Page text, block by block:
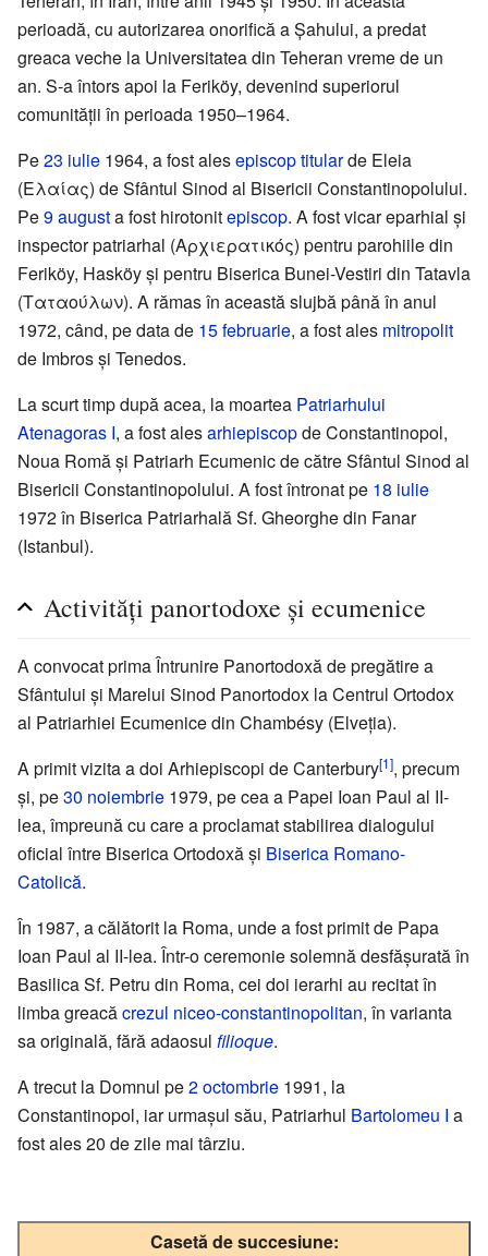
perioadă, cu autorizarea onorifică a Șahului, a predat
greaca veche la Universitatea din Teheran vreme de un
an. S-a întors apoi la Feriköy, devenind superiorul
comunității în perioada 1950–1964.
Pe23 iulie 1964, a fost alesepiscop titularde Eleia
(Ελαίας) de Sfântul Sinod al Bisericii Constantinopolului.
Pe9 augusta fost hirotonitepiscop. A fost vicar eparhial și
inspector patriarhal (Αρχιερατικός) pentru parohiile din
Feriköy, Hasköy și pentru Biserica Bunei-Vestiri din Tatavla
(Ταταούλων). A rămas în această slujbă până în anul
1972, când, pe data de 15 februarie, a fost ales mitropolit
de Imbros și Tenedos.
La scurt timp după acea, la moartea Patriarhului
Atenagoras I, a fost alesarhiepiscopde Constantinopol,
Noua Romă și Patriarh Ecumenic de către Sfântul Sinod al
Bisericii Constantinopolului. A fost întronat pe 18 iulie
1972 în Biserica Patriarhală Sf. Gheorghe din Fanar
(Istanbul).
Activități panortodoxe și ecumenice
A convocat prima Întrunire Panortodoxă de pregătire a
Sfântului și Marelui Sinod Panortodox la Centrul Ortodox
al Patriarhiei Ecumenice din Chambésy (Elveția).
A primit vizita a doi Arhiepiscopi de Canterbury[1], precum
și, pe30 noiembrie 1979, pe cea a Papei Ioan Paul al II-
lea, împreună cu care a proclamat stabilirea dialogului
oficial între Biserica Ortodoxă și Biserica Romano-
Catolică.
În 1987, a călătorit la Roma, unde a fost primit de Papa
Ioan Paul al II-lea. Într-o ceremonie solemnă desfășurată în
Basilica Sf. Petru din Roma, cei doi ierarhi au recitat în
limba greacăcrezul niceo-constantinopolitan, în varianta
sa originală, fără adaosul filioque.
A trecut la Domnul pe2 octombrie 1991, la
Constantinopol, iar urmașul său, Patriarhul Bartolomeu I a
fost ales 20 de zile mai târziu.
Casetă de succesiune: